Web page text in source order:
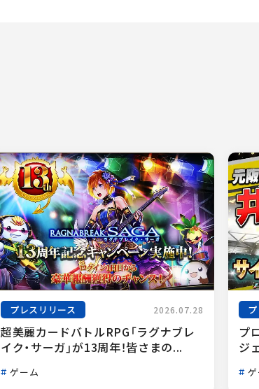
プレスリリース 2026.07.28
超美麗カードバトルRPG「ラグナブレ
イク・サーガ」が13周年！皆さまの...
ゲーム
プ
ジ